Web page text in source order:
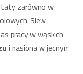
zarówno w
Siew
pracy w wąskich
i nasiona w jednym